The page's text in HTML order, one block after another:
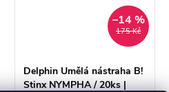
175 Kč
–14 %
Delphin Umělá nástraha B!
Stinx NYMPHA / 20ks |